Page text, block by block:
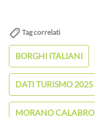
Tag correlati
BORGHI ITALIANI
DATI TURISMO 2025
MORANO CALABRO